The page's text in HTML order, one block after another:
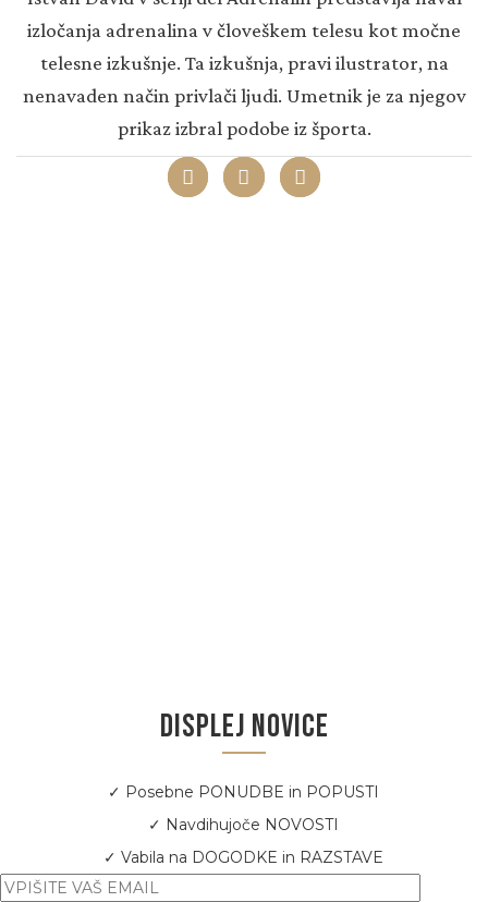
izločanja adrenalina v človeškem telesu kot močne
telesne izkušnje. Ta izkušnja, pravi ilustrator, na
nenavaden način privlači ljudi. Umetnik je za njegov
prikaz izbral podobe iz športa.
DISPLEJ NOVICE
✓ Posebne PONUDBE in POPUSTI
✓ Navdihujoče NOVOSTI
✓ Vabila na DOGODKE in RAZSTAVE